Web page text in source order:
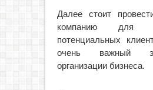
Далее стоит
компанию для
потенциальных
очень важный
организации бизнеса.